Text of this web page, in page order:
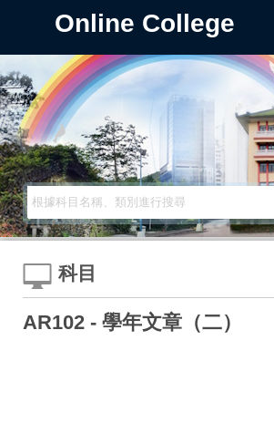
Online College
科目
AR102 - 學年文章（二）